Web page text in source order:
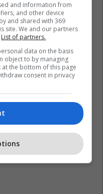
and information from
and other device
and shared with 369
site. We and our partners
List of partners.
data on the basis
object to by managing
the bottom of this page
consent in privacy